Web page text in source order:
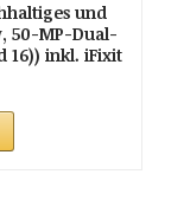
und
50-MP-Dual-
16)) inkl. iFixit